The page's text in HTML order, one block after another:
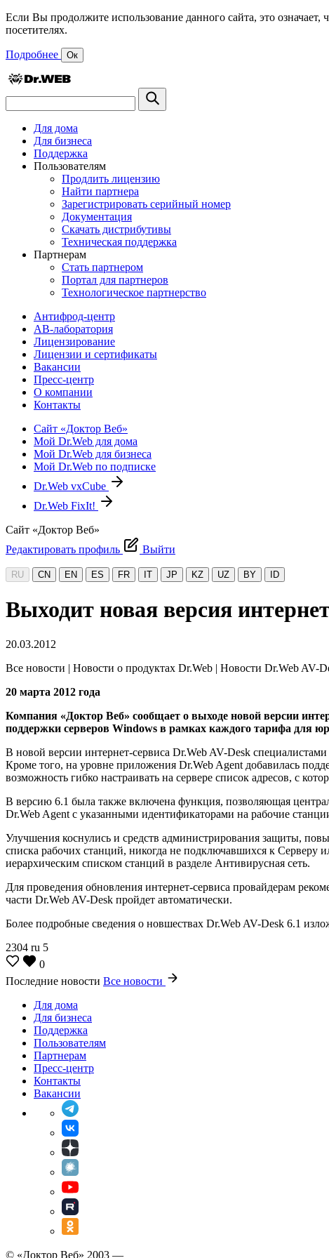
Если Вы продолжите использование данного сайта, это
посетителях.
Подробнее Ок
Для дома
Для бизнеса
Поддержка
Пользователям
Продлить лицензию
Найти партнера
Зарегистрировать серийный номер
Документация
Скачать дистрибутивы
Техническая поддержка
Партнерам
Стать партнером
Портал для партнеров
Технологическое партнерство
Антифрод-центр
АВ-лаборатория
Лицензирование
Лицензии и сертификаты
Вакансии
Пресс-центр
О компании
Контакты
Сайт «Доктор Веб»
Мой Dr.Web для дома
Мой Dr.Web для бизнеса
Мой Dr.Web по подписке
Dr.Web vxCube
Dr.Web FixIt!
Сайт «Доктор Веб»
Редактировать профиль
Выйти
RU CN EN ES FR IT JP KZ UZ BY ID
Выходит новая версия
20.03.2012
Все новости | Новости о продуктах Dr.Web | Новости Dr.Web AV-
20 марта 2012 года
Компания «Доктор Веб» сообщает о выходе новой версии
поддержки серверов Windows в рамках каждого тарифа для
В новой версии интернет-сервиса Dr.Web AV-Desk
Кроме того, на уровне приложения Dr.Web Agent добавилась
возможность гибко настраивать на сервере список адресов, с
В версию 6.1 была также включена функция, позволяющая
Dr.Web Agent с указанными идентификаторами на рабочие
Улучшения коснулись и средств администрирования защиты,
списка рабочих станций, никогда не подключавшихся к Серверу
иерархическим списком станций в разделе Антивирусная сеть.
Для проведения обновления интернет-сервиса провайдерам
части Dr.Web AV-Desk пройдет автоматически.
Более подробные сведения о новшествах Dr.Web AV-Desk 6.1
2304 ru 5
0
Последние новости Все новости
Для дома
Для бизнеса
Поддержка
Пользователям
Партнерам
Пресс-центр
Контакты
Вакансии
© «Доктор Веб» 2003 —